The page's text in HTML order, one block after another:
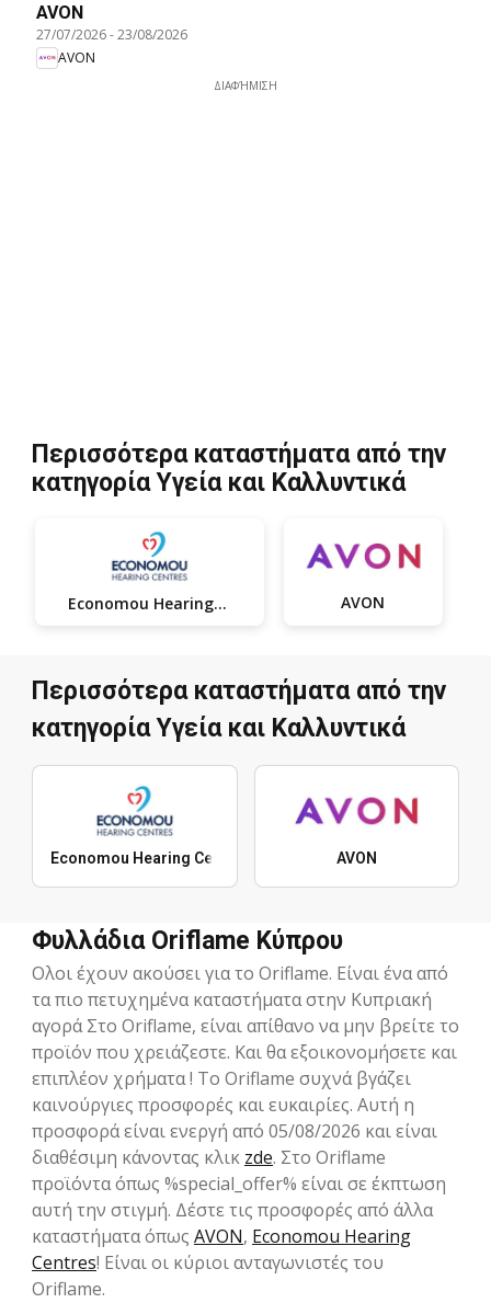
AVON
27/07/2026-23/08/2026
AVON
ΔΙΑΦΉΜΙΣΗ
Περισσότερα καταστήματα από την
κατηγορία Υγεία και Καλλυντικά
Economou Hearing Centres AVON
Περισσότερα καταστήματα από την
κατηγορία Υγεία και Καλλυντικά
Economou Hearing Centres AVON
Φυλλάδια Oriflame Κύπρου
Ολοι έχουν ακούσει για το Oriflame. Είναι ένα από
τα πιο πετυχημένα καταστήματα στην Κυπριακή
αγορά Στο Oriflame, είναι απίθανο να μην βρείτε το
προϊόν που χρειάζεστε. Και θα εξοικονομήσετε και
επιπλέον χρήματα ! To Oriflame συχνά βγάζει
καινούργιες προσφορές και ευκαιρίες. Αυτή η
προσφορά είναι ενεργή από 05/08/2026 και είναι
διαθέσιμη κάνοντας κλικ zde. Στο Oriflame
προϊόντα όπως %special_offer% είναι σε έκπτωση
αυτή την στιγμή. Δέστε τις προσφορές από άλλα
καταστήματα όπως AVON, Economou Hearing
Centres! Είναι οι κύριοι ανταγωνιστές του
Oriflame.